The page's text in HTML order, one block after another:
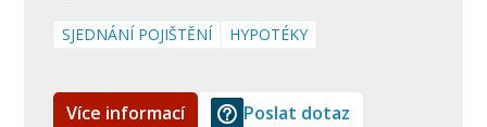
SJEDNÁNÍ POJIŠTĚNÍ HYPOTÉKY
Více informací Poslat dotaz